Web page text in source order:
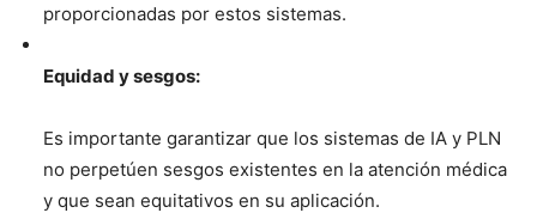
proporcionadas por estos sistemas.
Equidad y sesgos:
Es importante garantizar que los sistemas de IA y PLN
no perpetúen sesgos existentes en la atención médica
y que sean equitativos en su aplicación.